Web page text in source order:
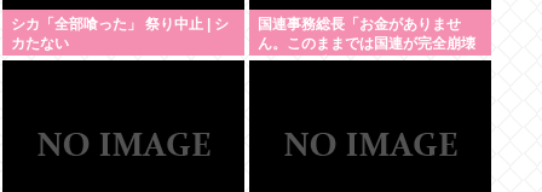
シカ「全部喰った」 祭り中止 | シ
カたない
国連事務総長「お金がありませ
ん。このままでは国連が完全崩壊
します。助けて下さい」